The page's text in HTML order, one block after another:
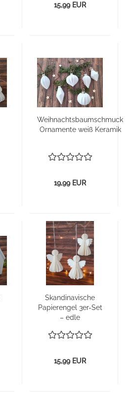
15,99 EUR
Weih­nachts­baum­schmuck
Or­na­men­te weiß Ke­ra­mik
19,99 EUR
Skan­di­na­vi­sche
Pa­pie­ren­gel 3er-​Set
– edle
15,99 EUR